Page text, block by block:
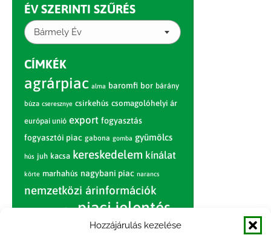
Hozzájárulás kezelése
ÉV SZERINTI SZŰRÉS
Bármely Év
CÍMKÉK
agrárpiac alma baromfi bor bárány
búza cseresznye csirkehús csomagolóhelyi ár
európai unió export fogyasztás
fogyasztói piac gabona gomba gyümölcs
hús juh kacsa kereskedelem kínálat
körte marhahús nagybani piac narancs
nemzetközi árinformációk
piac piaci jelentés
sertés sertéshús